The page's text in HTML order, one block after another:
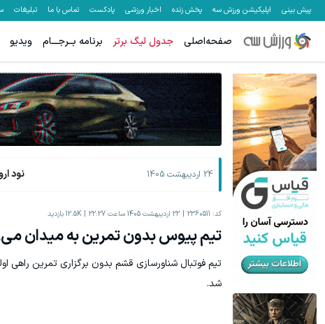
پیش بینی اپلیکیشن ورزش سه پخش زنده اخبار ورزشی پادکست تماس با ما تبلیغات
صفحه‌اصلی جدول لیگ برتر برنامه بــرجـــام ویدیو
24 اردیبهشت 1405 نود
کد: 2360511 22 اردیبهشت 1405 ساعت 22:27 12.5K بازدید
تیم پیوس بدون‌ تمرین به میدان
تیم فوتبال شناورسازی قشم بدون برگزاری تمرین
شد.